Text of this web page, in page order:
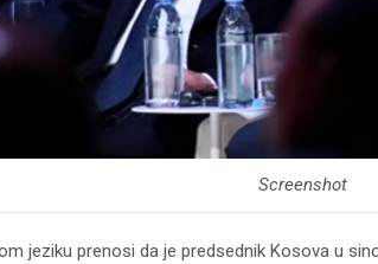
Screenshot
jeziku prenosi da je predsednik Kosova u